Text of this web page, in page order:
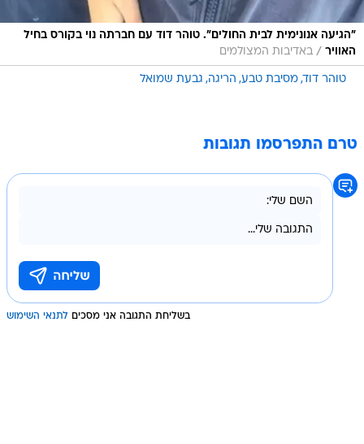
"הגיעה אנונימית לבית החולים". טוהר דוד עם חברתה נוי בקורס בחיל
האוויר / באדיבות המצולמים
טוהר דוד מסיבת טבע הריגה גבעת שמואל
טרם התפרסמו תגובות
בשליחת התגובה אני מסכים לתנאי השימוש